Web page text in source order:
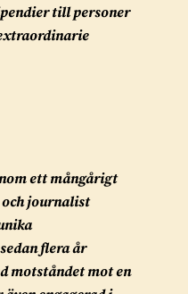
till personer
ett mångårigt
journalist
flera år
motståndet mot en